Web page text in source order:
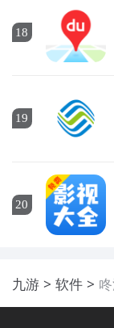
18
19
20
九游 软件